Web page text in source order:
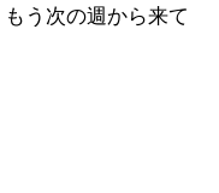
う次の週から来て